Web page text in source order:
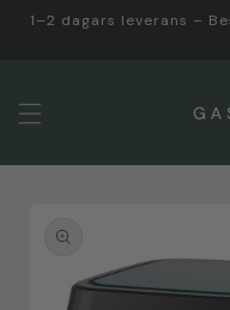
vidare
1–2 dagars leverans –